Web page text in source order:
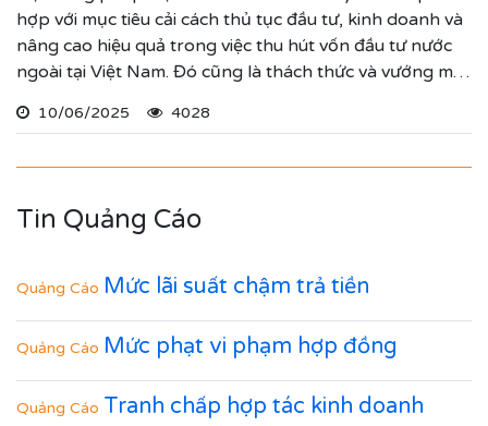
hợp với mục tiêu cải cách thủ tục đầu tư, kinh doanh và
nâng cao hiệu quả trong việc thu hút vốn đầu tư nước
ngoài tại Việt Nam. Đó cũng là thách thức và vướng mắc
đối diện. Quý vị khi có nhu cầu tư vấn pháp luật kinh tế
10/06/2025 4028
Tin Quảng Cáo
Quảng Cáo Mức lãi suất chậm trả tiền
Quảng Cáo Mức phạt vi phạm hợp đồng
Quảng Cáo Tranh chấp hợp tác kinh doanh